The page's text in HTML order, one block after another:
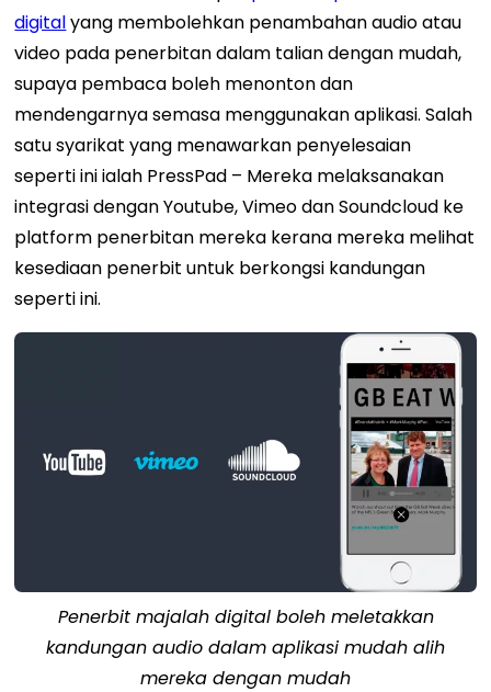
digitalyang membolehkan penambahan audio atau
video pada penerbitan dalam talian dengan mudah,
supaya pembaca boleh menonton dan
mendengarnya semasa menggunakan aplikasi. Salah
satu syarikat yang menawarkan penyelesaian
seperti ini ialah PressPad – Mereka melaksanakan
integrasi dengan Youtube, Vimeo dan Soundcloud ke
platform penerbitan mereka kerana mereka melihat
kesediaan penerbit untuk berkongsi kandungan
seperti ini.
Penerbit majalah digital boleh meletakkan
kandungan audio dalam aplikasi mudah alih
mereka dengan mudah